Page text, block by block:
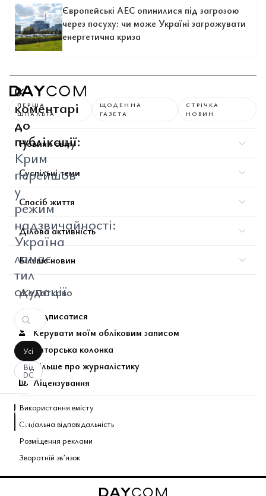
Європейські АЕС опинилися під загрозою
через посуху: чи може Україні загрожувати
енергетична криза
0
коментарі
до
публікації:
Крим
перейшов
у
режим
надзвичайності:
Україна
ламає
тил
окупації
Усі
Від
DC
За
вашим
запитом
не
ПЕРША
ШПАЛЬТА
ЩОДЕННА
ГАЗЕТА
СТРІЧКА
НОВИН
Новини світу
Суспільні теми
Спосіб життя
Ділова активність
Більше новин
Додатково
Підписатися
Керувати моїм обліковим записом
Авторська колонка
Більше про журналістику
Ліцензування
Використання вмісту
Соціальна відповідальність
Розміщення реклами
Зворотній звʼязок
Поєднані теми газети